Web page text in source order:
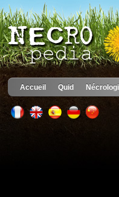
Accueil Quid